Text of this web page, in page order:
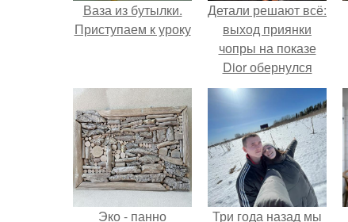
Ваза из бутылки.
Приступаем к уроку
Детали решают всё:
выход приянки
чопры на показе
Dior обернулся
шквалом критики
из-за небрежного
пошива.
Эко - панно Три года назад мы